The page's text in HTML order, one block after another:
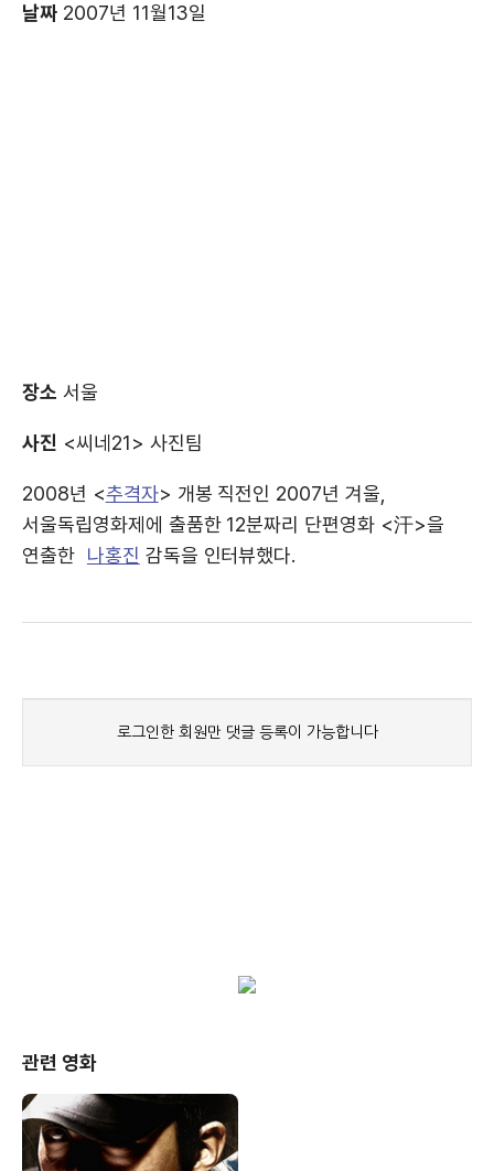
날짜2007년 11월13일
장소 서울
사진 <씨네21> 사진팀
2008년 <추격자> 개봉 직전인 2007년 겨울,
서울독립영화제에 출품한 12분짜리 단편영화 <汗>을
연출한 나홍진 감독을 인터뷰했다.
관련 영화